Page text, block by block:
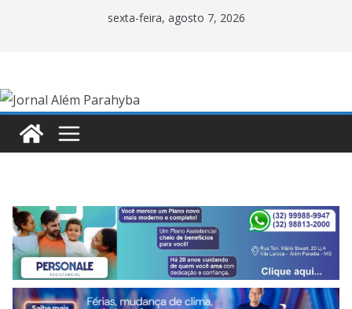
sexta-feira, agosto 7, 2026